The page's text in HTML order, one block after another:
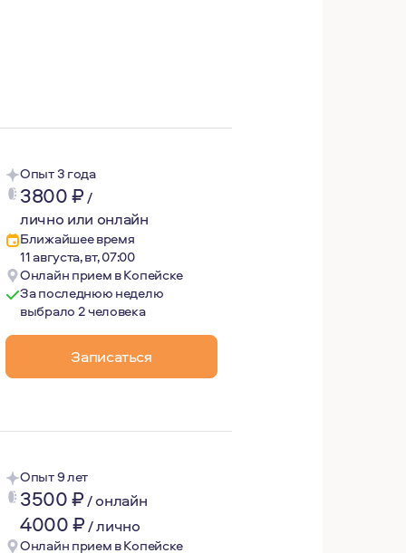
смыслов, мотивов и ценностей. Неоспоримыми
Опыт 3 года
3800₽/
лично или онлайн
Ближайшее время
11 августа, вт, 07:00
Онлайн прием в Копейске
За последнюю неделю
выбрало 2 человека
Записаться
каждого отдельно взятого
в интервизионных группах.
Опыт 9 лет
3500₽/онлайн
4000₽/лично
Онлайн прием в Копейске